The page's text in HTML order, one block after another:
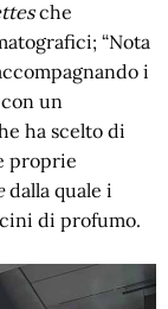
che
“Nota
i
un
ha scelto di
proprie
dalla quale i
di profumo.